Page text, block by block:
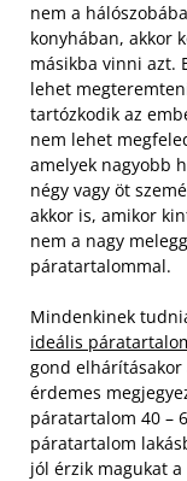
nem a
konyhában, akkor
másikba vinni azt.
lehet
tartózkodik az
nem lehet
amelyek nagyobb
négy vagy öt
akkor is, amikor
nem a nagy
páratartalommal.
Mindenkinek
ideális
gond
érdemes
páratartalom 40 –
páratartalom
jól érzik magukat